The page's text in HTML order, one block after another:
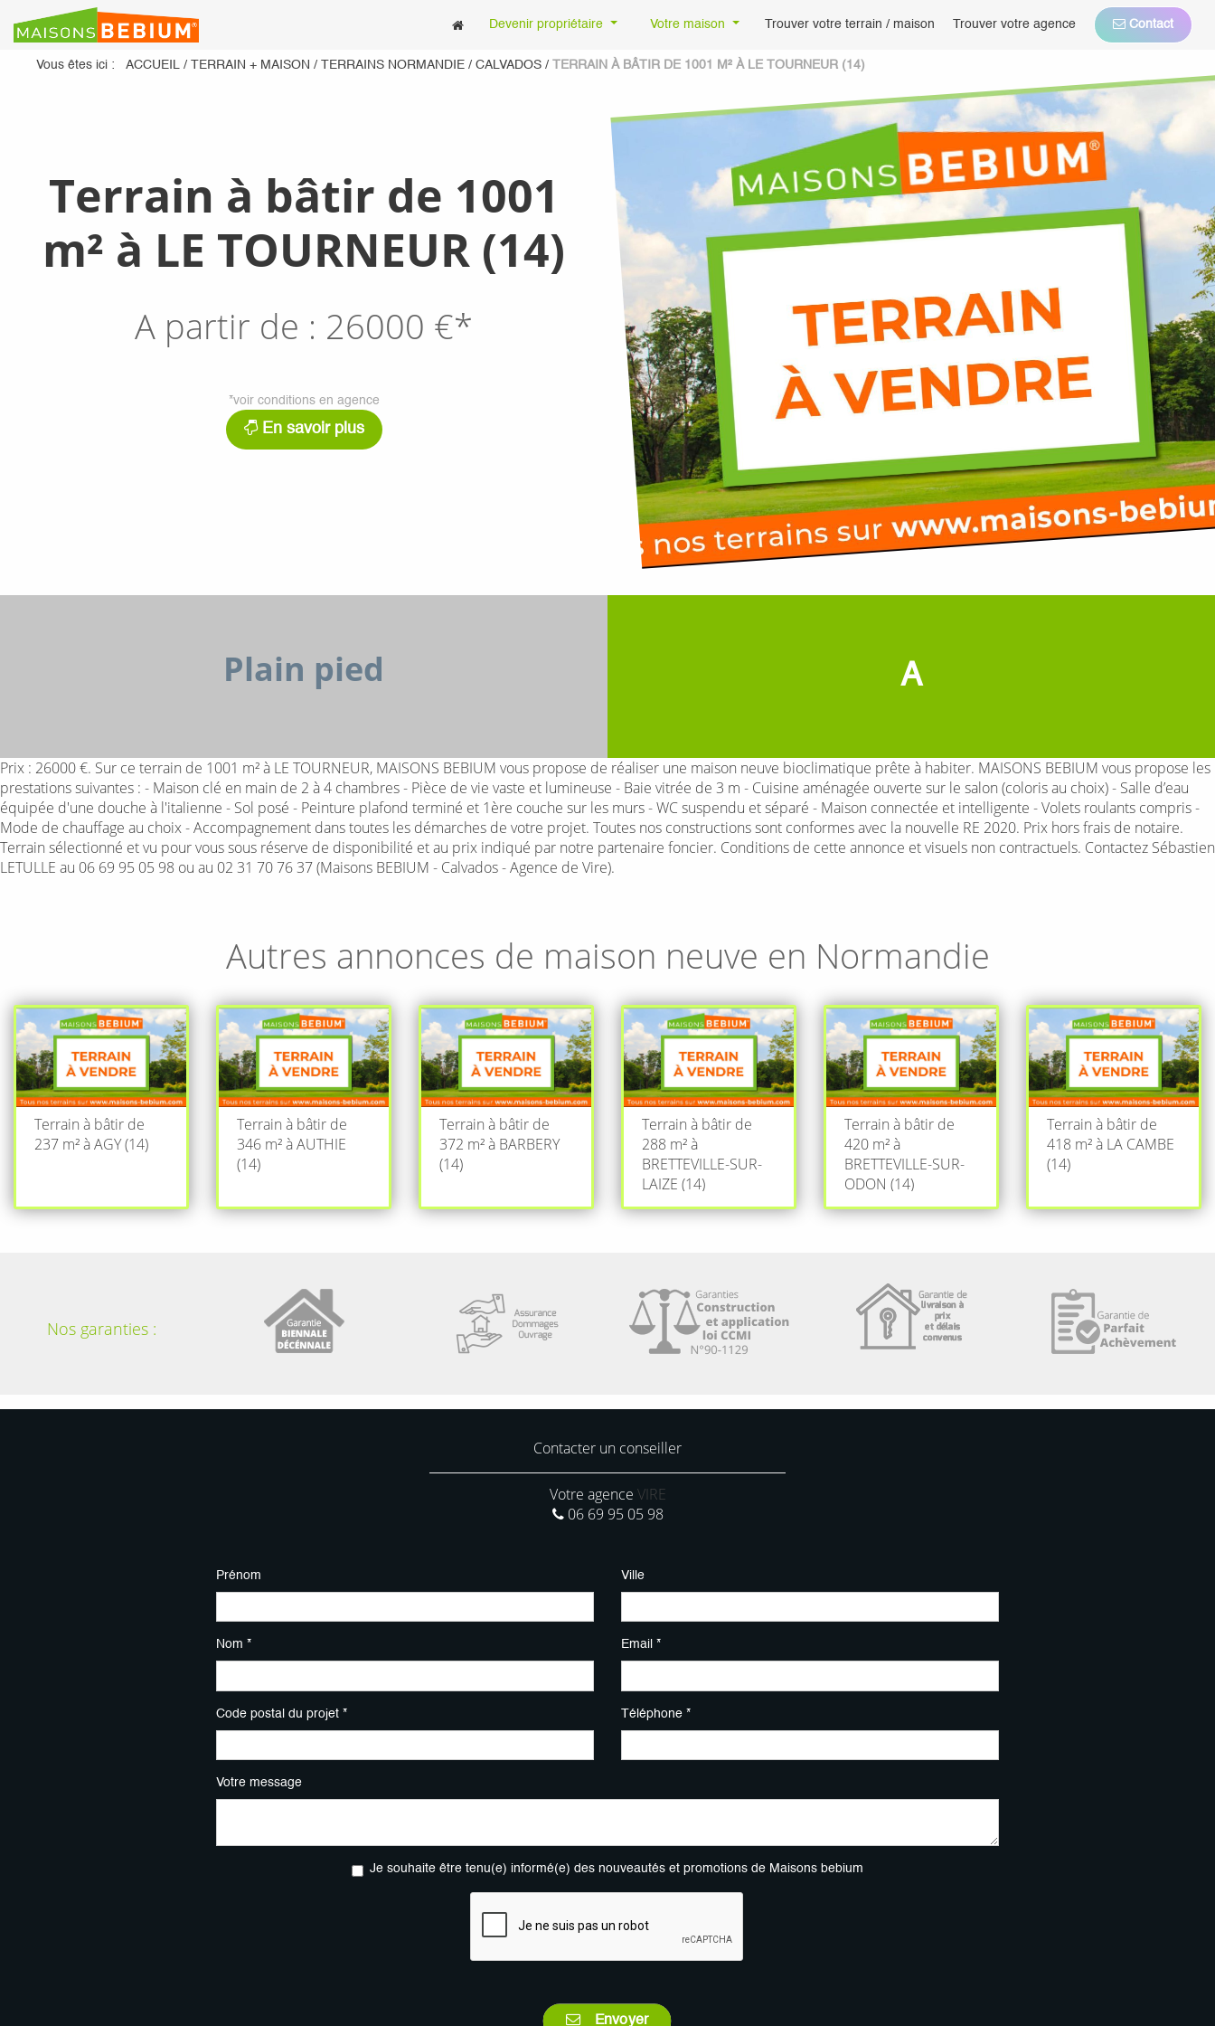
Devenir propriétaire Votre maison Trouver votre terrain / maison Trouver votre agence Contact
Vous êtes ici : ACCUEIL / TERRAIN + MAISON / TERRAINS NORMANDIE / CALVADOS / TERRAIN À BÂTIR DE 1001 M² À LE TOURNEUR (14)
Terrain à bâtir de 1001
m² à LE TOURNEUR (14)
A partir de : 26000 €*
*voir conditions en agence
En savoir plus
Plain pied A
Prix : 26000 €. Sur ce terrain de 1001 m² à LE TOURNEUR, MAISONS BEBIUM vous propose de réaliser une maison neuve bioclimatique prête à habiter. MAISONS BEBIUM vous propose les
prestations suivantes : - Maison clé en main de 2 à 4 chambres - Pièce de vie vaste et lumineuse - Baie vitrée de 3 m - Cuisine aménagée ouverte sur le salon (coloris au choix) - Salle d’eau
équipée d'une douche à l'italienne - Sol posé - Peinture plafond terminé et 1ère couche sur les murs - WC suspendu et séparé - Maison connectée et intelligente - Volets roulants compris -
Mode de chauffage au choix - Accompagnement dans toutes les démarches de votre projet. Toutes nos constructions sont conformes avec la nouvelle RE 2020. Prix hors frais de notaire.
Terrain sélectionné et vu pour vous sous réserve de disponibilité et au prix indiqué par notre partenaire foncier. Conditions de cette annonce et visuels non contractuels. Contactez Sébastien
LETULLE au 06 69 95 05 98 ou au 02 31 70 76 37 (Maisons BEBIUM - Calvados - Agence de Vire).
Autres annonces de maison neuve en Normandie
Terrain à bâtir de
237 m² à AGY (14)
Terrain à bâtir de
346 m² à AUTHIE
(14)
Terrain à bâtir de
372 m² à BARBERY
(14)
Terrain à bâtir de
288 m² à
BRETTEVILLE-SUR-
LAIZE (14)
Terrain à bâtir de
420 m² à
BRETTEVILLE-SUR-
ODON (14)
Terrain à bâtir de
418 m² à LA CAMBE
(14)
Nos garanties :
Contacter un conseiller
Votre agence VIRE
06 69 95 05 98
Prénom Ville
Nom * Email *
Code postal du projet * Téléphone *
Votre message
Je souhaite être tenu(e) informé(e) des nouveautés et promotions de Maisons bebium
Envoyer